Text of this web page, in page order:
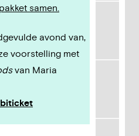
samen.
avond van,
voorstelling met
van Maria